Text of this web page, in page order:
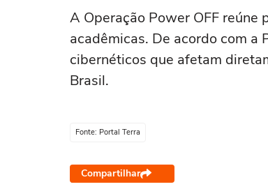
A Operação Power OFF
acadêmicas. De acordo com a
cibernéticos que afetam
Brasil.
Fonte: Portal Terra
Compartilhar